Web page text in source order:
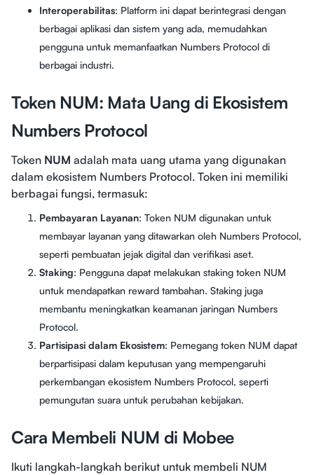
Interoperabilitas: Platform ini dapat berintegrasi dengan
berbagai aplikasi dan sistem yang ada, memudahkan
pengguna untuk memanfaatkan Numbers Protocol di
berbagai industri.
Token NUM: Mata Uang di Ekosistem
Numbers Protocol
Token NUM adalah mata uang utama yang digunakan
dalam ekosistem Numbers Protocol. Token ini memiliki
berbagai fungsi, termasuk:
Pembayaran Layanan: Token NUM digunakan untuk
membayar layanan yang ditawarkan oleh Numbers Protocol,
seperti pembuatan jejak digital dan verifikasi aset.
Staking: Pengguna dapat melakukan staking token NUM
untuk mendapatkan reward tambahan. Staking juga
membantu meningkatkan keamanan jaringan Numbers
Protocol.
Partisipasi dalam Ekosistem: Pemegang token NUM dapat
berpartisipasi dalam keputusan yang mempengaruhi
perkembangan ekosistem Numbers Protocol, seperti
pemungutan suara untuk perubahan kebijakan.
Cara Membeli NUM di Mobee
Ikuti langkah-langkah berikut untuk membeli NUM